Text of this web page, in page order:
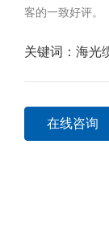
客的一致好评。
关键词： 海光
在线咨询